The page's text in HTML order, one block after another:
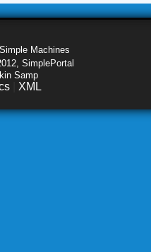
Simple Machines
SimplePortal
Samp
XML